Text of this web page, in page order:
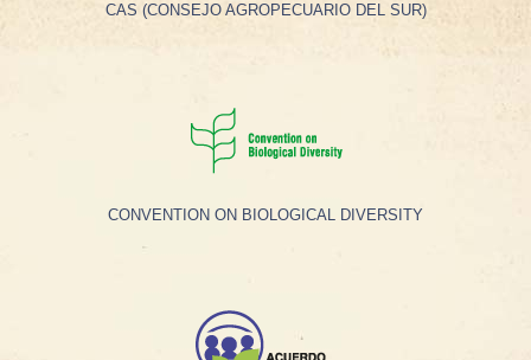
CAS (CONSEJO AGROPECUARIO DEL SUR)
CONVENTION ON BIOLOGICAL DIVERSITY